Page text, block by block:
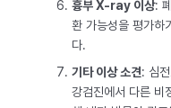
흉부 X-ray 이상:
환 가능성을 평가하
다.
기타 이상 소견: 심
강검진에서 다른 비